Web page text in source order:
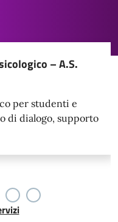
– A.S.
per studenti e
di dialogo, supporto